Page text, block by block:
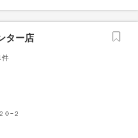
ター店
件
０−２